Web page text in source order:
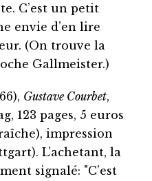
C’est un petit
envie d’en lire
(On trouve la
Gallmeister.)
Gustave Courbet,
123 pages, 5 euros
impression
L’achetant, la
signalé: "C’est